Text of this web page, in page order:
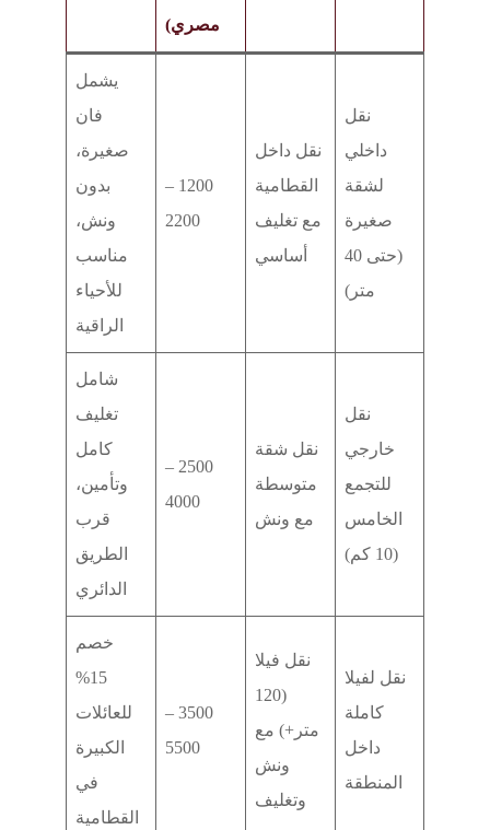
مصري)
نقل
داخلي
لشقة
صغيرة
(حتى 40
متر)
نقل داخل
القطامية
مع تغليف
أساسي
1200 –
2200
يشمل
فان
صغيرة،
بدون
ونش،
مناسب
للأحياء
الراقية
نقل
خارجي
للتجمع
الخامس
(10 كم)
نقل شقة
متوسطة
مع ونش
2500 –
4000
شامل
تغليف
كامل
وتأمين،
قرب
الطريق
الدائري
نقل لفيلا
كاملة
داخل
المنطقة
نقل فيلا
(120
متر+) مع
ونش
وتغليف
3500 –
5500
خصم
15%
للعائلات
الكبيرة
في
القطامية